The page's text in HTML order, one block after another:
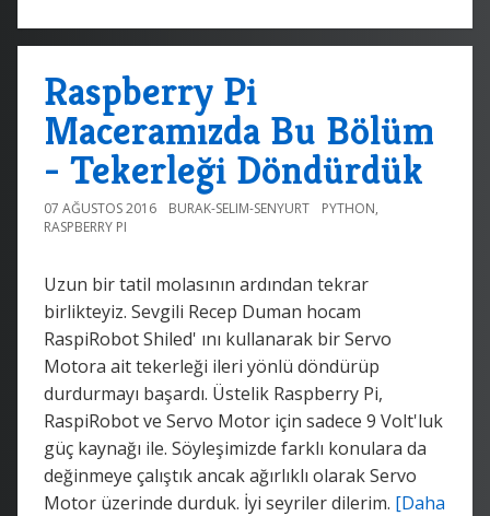
Raspberry Pi
Maceramızda Bu Bölüm
- Tekerleği Döndürdük
07 AĞUSTOS 2016 BURAK-SELIM-SENYURT PYTHON,
RASPBERRY PI
Uzun bir tatil molasının ardından tekrar
birlikteyiz. Sevgili Recep Duman hocam
RaspiRobot Shiled' ını kullanarak bir Servo
Motora ait tekerleği ileri yönlü döndürüp
durdurmayı başardı. Üstelik Raspberry Pi,
RaspiRobot ve Servo Motor için sadece 9 Volt'luk
güç kaynağı ile. Söyleşimizde farklı konulara da
değinmeye çalıştık ancak ağırlıklı olarak Servo
Motor üzerinde durduk. İyi seyriler dilerim. [Daha